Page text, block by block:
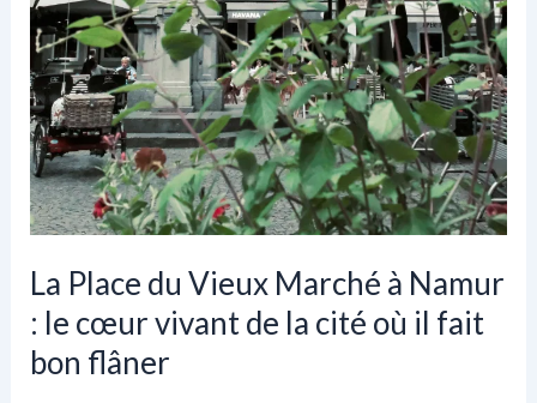
de
la
Meuse
La Place du Vieux Marché à Namur
: le cœur vivant de la cité où il fait
bon flâner